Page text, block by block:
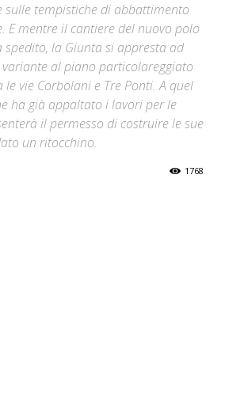
sulle tempistiche di abbattimento
E mentre il cantiere del nuovo polo
la Giunta si appresta ad
al piano particolareggiato
vie Corbolani e Tre Ponti. A quel
ha già appaltato i lavori per le
il permesso di costruire le sue
un ritocchino.
1768